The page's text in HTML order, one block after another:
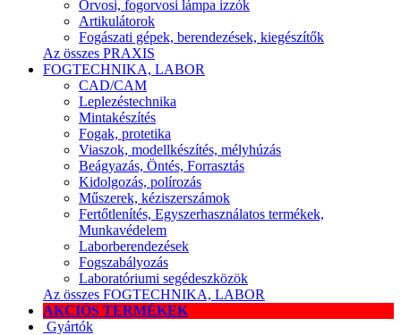
Orvosi, fogorvosi lámpa izzók
Artikulátorok
Fogászati gépek, berendezések, kiegészítők
Az összes PRAXIS
FOGTECHNIKA, LABOR
CAD/CAM
Leplezéstechnika
Mintakészítés
Fogak, protetika
Viaszok, modellkészítés, mélyhúzás
Beágyazás, Öntés, Forrasztás
Kidolgozás, polírozás
Műszerek, kéziszerszámok
Fertőtlenítés, Egyszerhasználatos termékek,
Munkavédelem
Laborberendezések
Fogszabályozás
Laboratóriumi segédeszközök
Az összes FOGTECHNIKA, LABOR
AKCIÓS TERMÉKEK
Gyártók